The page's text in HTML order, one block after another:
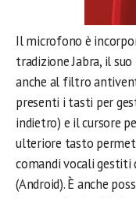
Il microfono è
tradizione Jabra, il
anche al filtro
presenti i tasti per
indietro) e il cursore
ulteriore tasto
comandi vocali gestiti
(Android). È anche